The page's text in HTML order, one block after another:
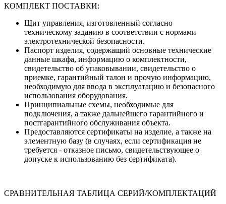
КОМПЛЕКТ ПОСТАВКИ:
Щит управления, изготовленный согласно
техническому заданию в соответствии с нормами
электротехнической безопасности.
Паспорт изделия, содержащий основные технические
данные шкафа, информацию о комплектности,
свидетельство об упаковывании, свидетельство о
приемке, гарантийный талон и прочую информацию,
необходимую для ввода в эксплуатацию и безопасного
использования оборудования.
Принципиальные схемы, необходимые для
подключения, а также дальнейшего гарантийного и
постгарантийного обслуживания объекта.
Предоставляются сертификаты на изделие, а также на
элементную базу (в случаях, если сертификация не
требуется - отказное письмо, свидетельствующее о
допуске к использованию без сертификата).
СРАВНИТЕЛЬНАЯ ТАБЛИЦА СЕРИЙ/КОМПЛЕКТАЦИЙ